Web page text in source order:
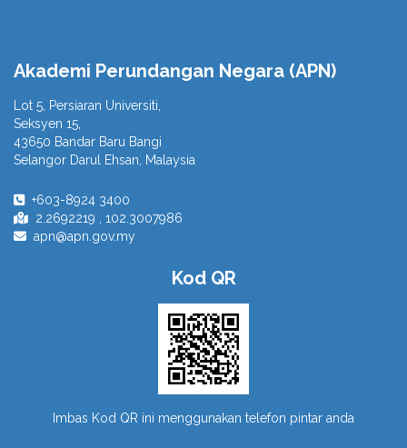
Akademi Perundangan Negara (APN)
Lot 5, Persiaran Universiti,
Seksyen 15,
43650 Bandar Baru Bangi
Selangor Darul Ehsan, Malaysia
+603-8924 3400
2.2692219 , 102.3007986
apn@apn.gov.my
Kod QR
Imbas Kod QR ini menggunakan telefon pintar anda